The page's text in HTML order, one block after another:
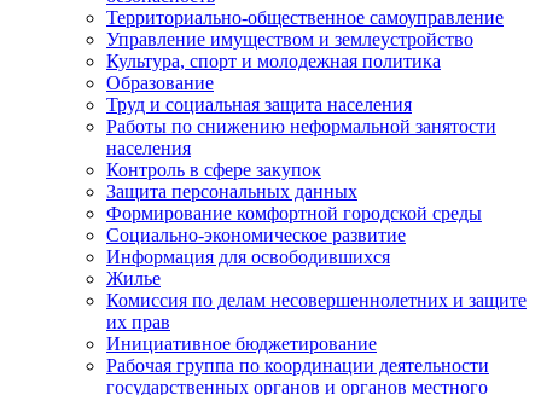
Территориально-общественное самоуправление
Управление имуществом и землеустройство
Культура, спорт и молодежная политика
Образование
Труд и социальная защита населения
Работы по снижению неформальной занятости
населения
Контроль в сфере закупок
Защита персональных данных
Формирование комфортной городской среды
Социально-экономическое развитие
Информация для освободившихся
Жилье
Комиссия по делам несовершеннолетних и защите
их прав
Инициативное бюджетирование
Рабочая группа по координации деятельности
государственных органов и органов местного